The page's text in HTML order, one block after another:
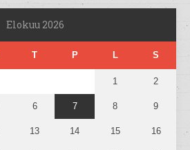
Elokuu 2026
T P L S
1 2
6 7 8 9
13 14 15 16